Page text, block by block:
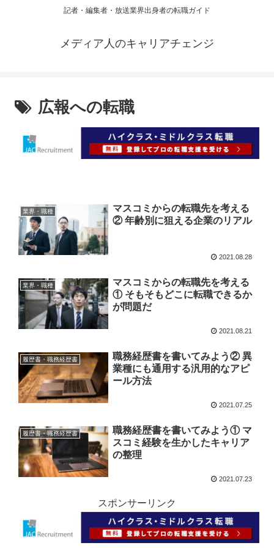
記者・編集者・放送業界出身者の転職ガイド
メディア人のキャリアチェンジ
広報への転職
業界・職種
マスコミからの転職先を考える
② 年齢別に狙える企業のリアル
2021.08.28
業界・職種
マスコミからの転職先を考える
① そもそもどこに転職できるか
が問題だ
2021.08.21
履歴書・職務経歴書
職務経歴書を書いてみよう② 異
業種にも通用する汎用的なアピ
ール方法
2021.07.25
履歴書・職務経歴書
職務経歴書を書いてみよう① マ
スコミ経験を生かしたキャリア
の整理
2021.07.23
スポンサーリンク